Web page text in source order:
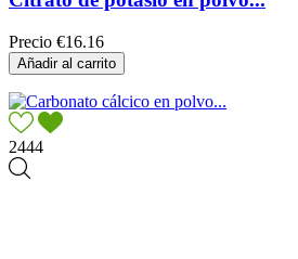
Precio €16.16
Añadir al carrito
2444